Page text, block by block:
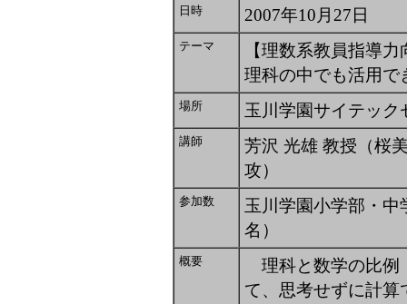
日時 2007年10月27日
テーマ
【理数系教員指導
理科の中でも活用で
場所 玉川学園サイテック
講師
芳沢 光雄 教授（桜
攻）
参加数
玉川学園小学部・中
名）
概要
理科と数学の比例
て、思考せずに計